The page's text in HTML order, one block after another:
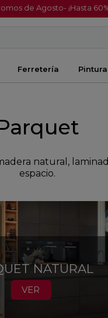
de Agosto- ¡Hasta
Ferretería Pintura
natural,
espacio.
NATURAL
VER